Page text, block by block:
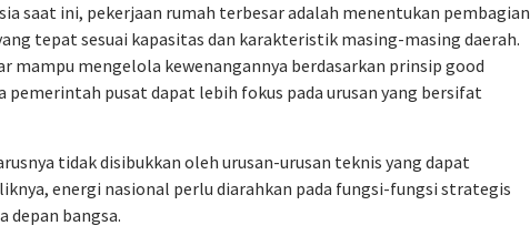
saat ini, pekerjaan rumah terbesar adalah menentukan pembagian
tepat sesuai kapasitas dan karakteristik masing-masing daerah.
mampu mengelola kewenangannya berdasarkan prinsip good
pemerintah pusat dapat lebih fokus pada urusan yang bersifat
tidak disibukkan oleh urusan-urusan teknis yang dapat
energi nasional perlu diarahkan pada fungsi-fungsi strategis
depan bangsa.